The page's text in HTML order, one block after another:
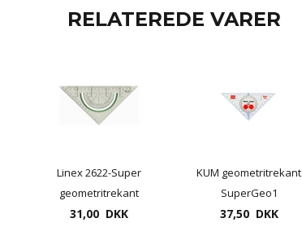
RELATEREDE VARER
Linex 2622-Super
geometritrekant
31,00 DKK
KUM geometritrekant
SuperGeo1
CheatPoint
37,50 DKK